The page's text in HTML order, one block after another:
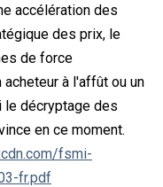
accélération des
des prix, le
de force
à l'affût ou un
le décryptage des
en ce moment.
fsmi-
fr.pdf